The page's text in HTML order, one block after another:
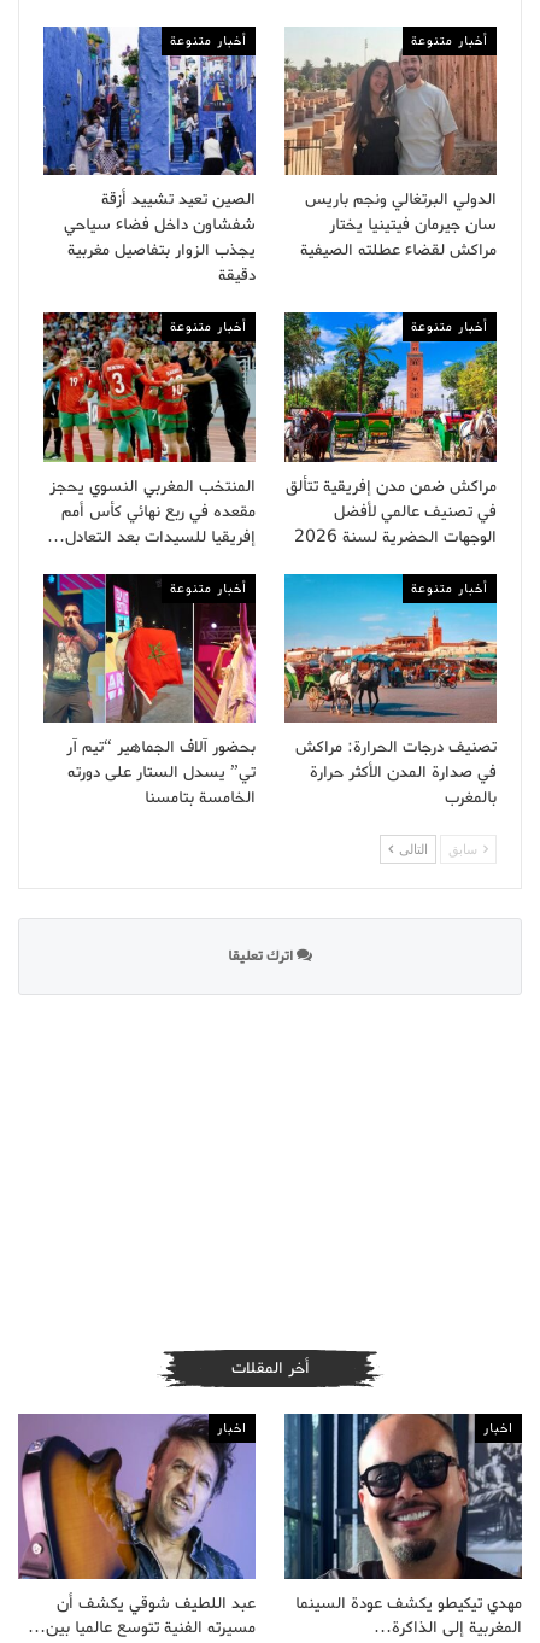
أخبار متنوعة
الدولي البرتغالي ونجم باريس
سان جيرمان فيتينيا يختار
مراكش لقضاء عطلته الصيفية
أخبار متنوعة
الصين تعيد تشييد أزقة
شفشاون داخل فضاء سياحي
يجذب الزوار بتفاصيل مغربية
دقيقة
أخبار متنوعة
مراكش ضمن مدن إفريقية تتألق
في تصنيف عالمي لأفضل
الوجهات الحضرية لسنة 2026
أخبار متنوعة
المنتخب المغربي النسوي يحجز
مقعده في ربع نهائي كأس أمم
إفريقيا للسيدات بعد التعادل…
أخبار متنوعة
تصنيف درجات الحرارة: مراكش
في صدارة المدن الأكثر حرارة
بالمغرب
أخبار متنوعة
بحضور آلاف الجماهير “تيم آر
تي” يسدل الستار على دورته
الخامسة بتامسنا
سابق التالى
اترك تعليقا
أخر المقلات
اخبار
مهدي تيكيطو يكشف عودة السينما
المغربية إلى الذاكرة…
اخبار
عبد اللطيف شوقي يكشف أن
مسيرته الفنية تتوسع عالميا بين…